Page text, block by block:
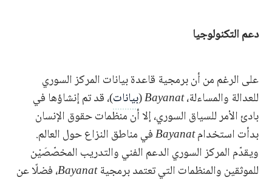
دعم التكنولوجيا
على الرغم من أن برمجية قاعدة بيانات المركز السوري
للعدالة والمساءلة،Bayanat
(بيانات)، قد تم إنشاؤها في
بادئ الأمر للسياق السوري، إلا أن منظمات حقوق الإنسان
بدأت استخدامBayanatفي مناطق النزاع حول العالم.
ويقدّم المركز السوري الدعم الفني والتدريب المخصّصَيْن
للموثقين والمنظمات التي تعتمد برمجيةBayanat، فضلًا عن